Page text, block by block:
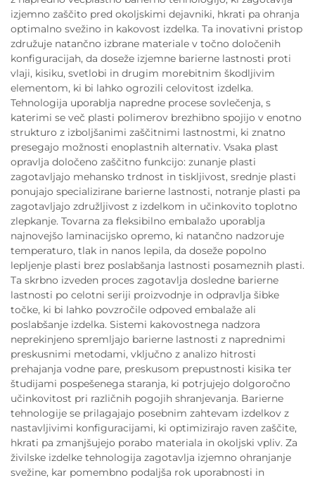
izjemno zaščito pred okoljskimi dejavniki, hkrati pa ohranja
optimalno svežino in kakovost izdelka. Ta inovativni pristop
združuje natančno izbrane materiale v točno določenih
konfiguracijah, da doseže izjemne barierne lastnosti proti
vlaji, kisiku, svetlobi in drugim morebitnim škodljivim
elementom, ki bi lahko ogrozili celovitost izdelka.
Tehnologija uporablja napredne procese sovlečenja, s
katerimi se več plasti polimerov brezhibno spojijo v enotno
strukturo z izboljšanimi zaščitnimi lastnostmi, ki znatno
presegajo možnosti enoplastnih alternativ. Vsaka plast
opravlja določeno zaščitno funkcijo: zunanje plasti
zagotavljajo mehansko trdnost in tiskljivost, srednje plasti
ponujajo specializirane barierne lastnosti, notranje plasti pa
zagotavljajo združljivost z izdelkom in učinkovito toplotno
zlepkanje. Tovarna za fleksibilno embalažo uporablja
najnovejšo laminacijsko opremo, ki natančno nadzoruje
temperaturo, tlak in nanos lepila, da doseže popolno
lepljenje plasti brez poslabšanja lastnosti posameznih plasti.
Ta skrbno izveden proces zagotavlja dosledne barierne
lastnosti po celotni seriji proizvodnje in odpravlja šibke
točke, ki bi lahko povzročile odpoved embalaže ali
poslabšanje izdelka. Sistemi kakovostnega nadzora
neprekinjeno spremljajo barierne lastnosti z naprednimi
preskusnimi metodami, vključno z analizo hitrosti
prehajanja vodne pare, preskusom prepustnosti kisika ter
študijami pospešenega staranja, ki potrjujejo dolgoročno
učinkovitost pri različnih pogojih shranjevanja. Barierne
tehnologije se prilagajajo posebnim zahtevam izdelkov z
nastavljivimi konfiguracijami, ki optimizirajo raven zaščite,
hkrati pa zmanjšujejo porabo materiala in okoljski vpliv. Za
živilske izdelke tehnologija zagotavlja izjemno ohranjanje
svežine, kar pomembno podaljša rok uporabnosti in